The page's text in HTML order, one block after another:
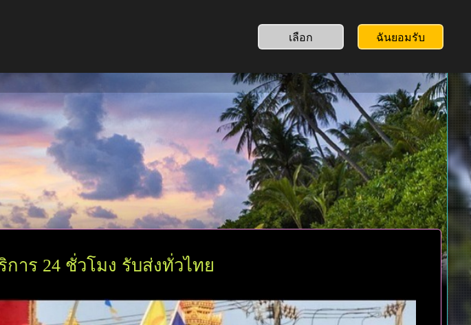
าร 24 ชั่วโมง รับส่งทั่วไทย
เลือก ฉันยอมรับ